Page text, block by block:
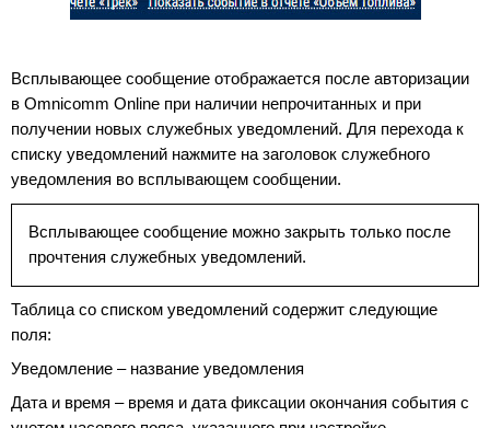
Всплывающее сообщение отображается после авторизации
в Omnicomm Online при наличии непрочитанных и при
получении новых служебных уведомлений. Для перехода к
списку уведомлений нажмите на заголовок служебного
уведомления во всплывающем сообщении.
Всплывающее сообщение можно закрыть только после
прочтения служебных уведомлений.
Таблица со списком уведомлений содержит следующие
поля:
Уведомление – название уведомления
Дата и время – время и дата фиксации окончания события с